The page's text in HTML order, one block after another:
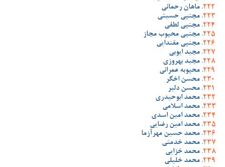
ماهان رحمانی
مجتبی حسینی
مجتبی لطفی
مجتبی محبوب مجاز
مجتبی مقتدایی
مجید ایوبی
مجید بهروزی
محبوبه عمرانی
محسن اخگر
محسن دلیر
محمد ابوحیدری
محمد اسلامی
محمد امین اسدی
محمد امین رضایی
محمد حسین مهرآزما
محمد خدمتی
محمد خزایی
محمد خلیلی